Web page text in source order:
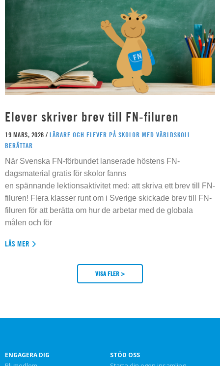
Elever skriver brev till FN-filuren
19 MARS, 2026 / LÄRARE OCH ELEVER PÅ SKOLOR MED VÄRLDSKOLL
BERÄTTAR
När Svenska FN-förbundet lanserade höstens FN-
dagsmaterial gratis för skolor fanns
en spännande lektionsaktivitet med: att skriva ett brev till FN-
filuren! Flera klasser runt om i Sverige skickade brev till FN-
filuren för att berätta om hur de arbetar med de globala
målen och för
LÄS MER
VISA FLER >
ENGAGERA DIG STÖD OSS